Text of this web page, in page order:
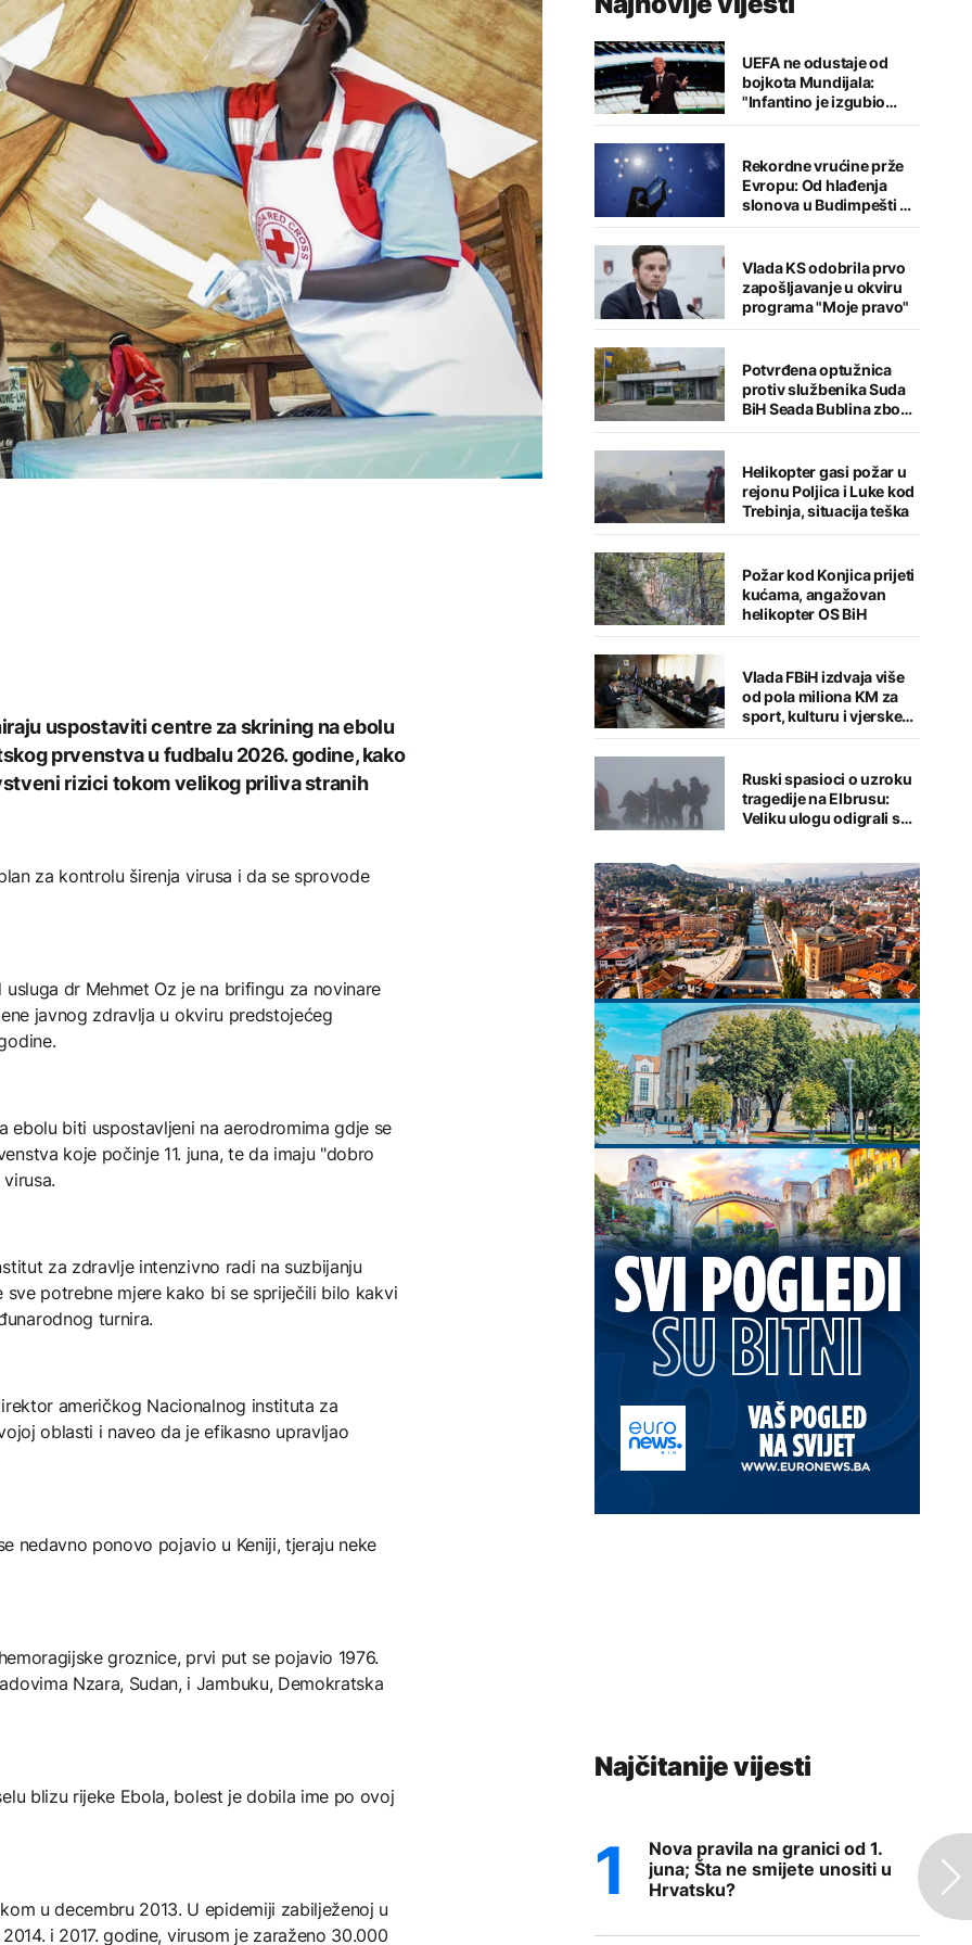
uspostaviti centre za skrining na ebolu
prvenstva u fudbalu 2026. godine, kako
rizici tokom velikog priliva stranih
za kontrolu širenja virusa i da se sprovode
dr Mehmet Oz je na brifingu za novinare
javnog zdravlja u okviru predstojećeg
ebolu biti uspostavljeni na aerodromima gdje se
koje počinje 11. juna, te da imaju "dobro
za zdravlje intenzivno radi na suzbijanju
potrebne mjere kako bi se spriječili bilo kakvi
turnira.
američkog Nacionalnog instituta za
oblasti i naveo da je efikasno upravljao
nedavno ponovo pojavio u Keniji, tjeraju neke
groznice, prvi put se pojavio 1976.
Nzara, Sudan, i Jambuku, Demokratska
blizu rijeke Ebola, bolest je dobila ime po ovoj
u decembru 2013. U epidemiji zabilježenoj u
i 2017. godine, virusom je zaraženo 30.000
UEFA ne odustaje od
bojkota Mundijala:
"Infantino je izgubio
kredibilitet"
Rekordne vrućine prže
Evropu: Od hlađenja
slonova u Budimpešti do
rekorda u Austriji
Vlada KS odobrila prvo
zapošljavanje u okviru
programa "Moje pravo"
Potvrđena optužnica
protiv službenika Suda
BiH Seada Bublina zbog
pronevjere
Helikopter gasi požar u
rejonu Poljica i Luke kod
Trebinja, situacija teška
Požar kod Konjica prijeti
kućama, angažovan
helikopter OS BiH
Vlada FBiH izdvaja više
od pola miliona KM za
sport, kulturu i vjerske
institucije
Ruski spasioci o uzroku
tragedije na Elbrusu:
Veliku ulogu odigrali su
Najčitanije vijesti
Nova pravila na granici od 1.
juna; Šta ne smijete unositi u
Hrvatsku?